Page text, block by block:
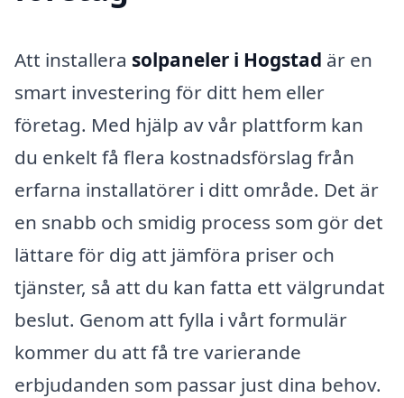
Att installera solpaneler i Hogstad är en
smart investering för ditt hem eller
företag. Med hjälp av vår plattform kan
du enkelt få flera kostnadsförslag från
erfarna installatörer i ditt område. Det är
en snabb och smidig process som gör det
lättare för dig att jämföra priser och
tjänster, så att du kan fatta ett välgrundat
beslut. Genom att fylla i vårt formulär
kommer du att få tre varierande
erbjudanden som passar just dina behov.